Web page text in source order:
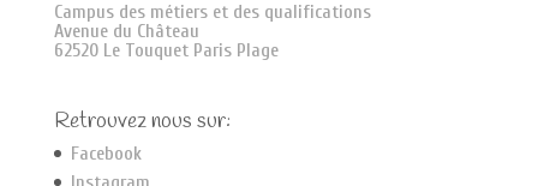
Campus des métiers et des qualifications
Avenue du Château
62520 Le Touquet Paris Plage
Retrouvez nous sur:
Facebook